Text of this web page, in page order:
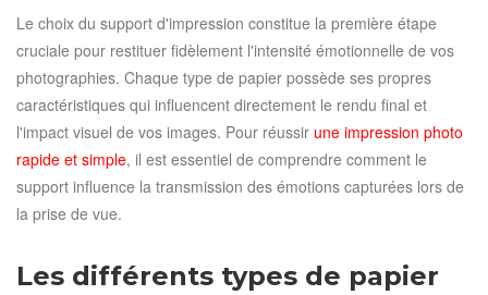
Le choix du support d'impression constitue la première étape
cruciale pour restituer fidèlement l'intensité émotionnelle de vos
photographies. Chaque type de papier possède ses propres
caractéristiques qui influencent directement le rendu final et
l'impact visuel de vos images. Pour réussir une impression photo
rapide et simple, il est essentiel de comprendre comment le
support influence la transmission des émotions capturées lors de
la prise de vue.
Les différents types de papier